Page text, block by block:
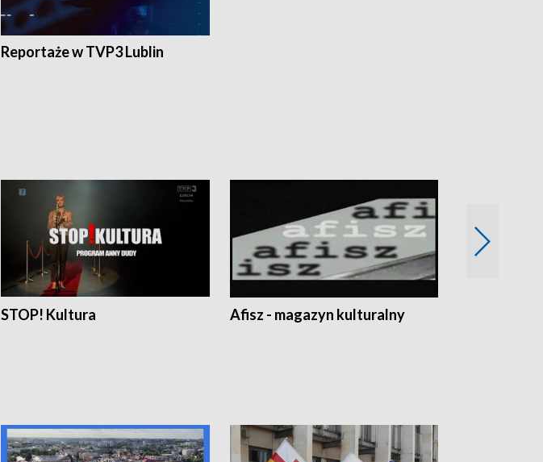
Reportaże w TVP3 Lublin
STOP! Kultura Afisz - magazyn kulturalny